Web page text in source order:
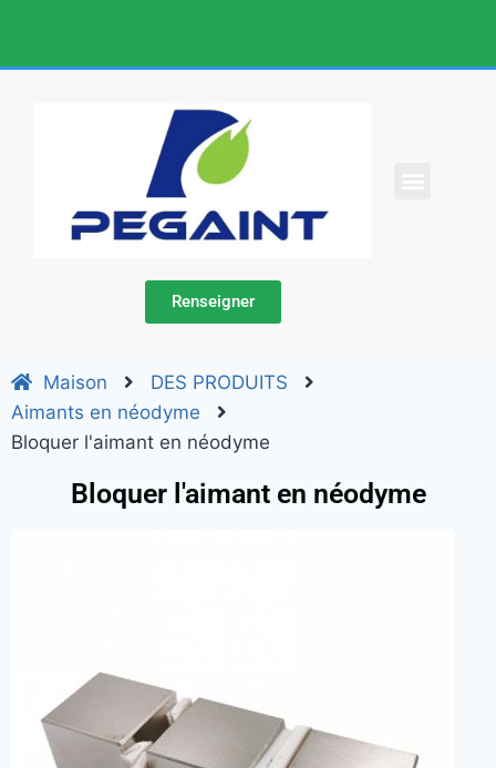
Renseigner
Maison
DES PRODUITS
Aimants en néodyme
Bloquer l'aimant en néodyme
Bloquer l'aimant en néodyme